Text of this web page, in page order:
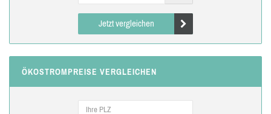
Jetzt vergleichen
ÖKOSTROMPREISE VERGLEICHEN